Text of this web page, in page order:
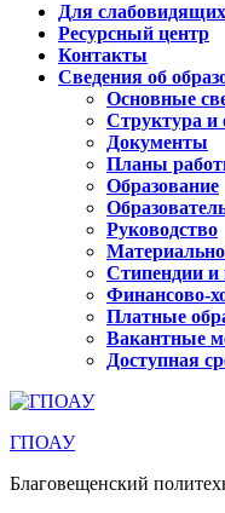
Для слабовидящих
Ресурсный центр
Контакты
Сведения об
Основные
Структура и
Документы
Планы
Образование
Руководство
Стипендии и
Финансово-
Платные
Вакантные
Доступная
ГПОАУ
Благовещенский